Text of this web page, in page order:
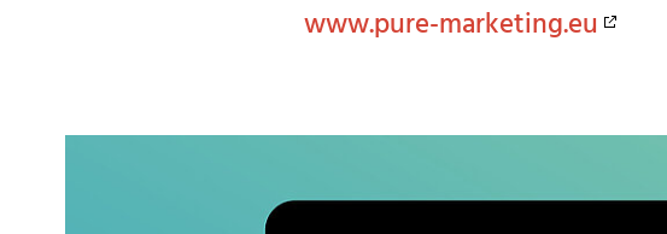
www.pure-marketing.eu